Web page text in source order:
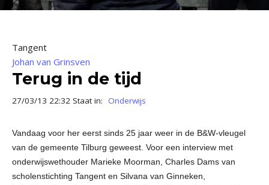
Tangent
Johan van Grinsven
Terug in de tijd
27/03/13 22:32 Staat in: Onderwijs
Vandaag voor her eerst sinds 25 jaar weer in de B&W-vleugel
van de gemeente Tilburg geweest. Voor een interview met
onderwijswethouder Marieke Moorman, Charles Dams van
scholenstichting Tangent en Silvana van Ginneken,